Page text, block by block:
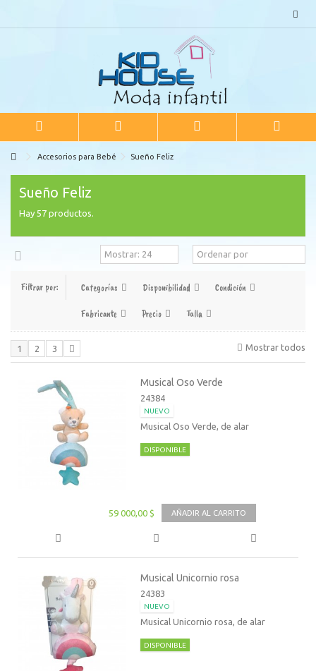
Accesorios para Bebé Sueño Feliz
Sueño Feliz
Hay 57 productos.
Filtrar por: Categorías Disponibilidad Condición
Fabricante Precio Talla
Mostrar todos
1 2 3
Musical Oso Verde
24384
NUEVO
Musical Oso Verde, de alar
DISPONIBLE
59 000,00 $ AÑADIR AL CARRITO
Musical Unicornio rosa
24383
NUEVO
Musical Unicornio rosa, de alar
DISPONIBLE